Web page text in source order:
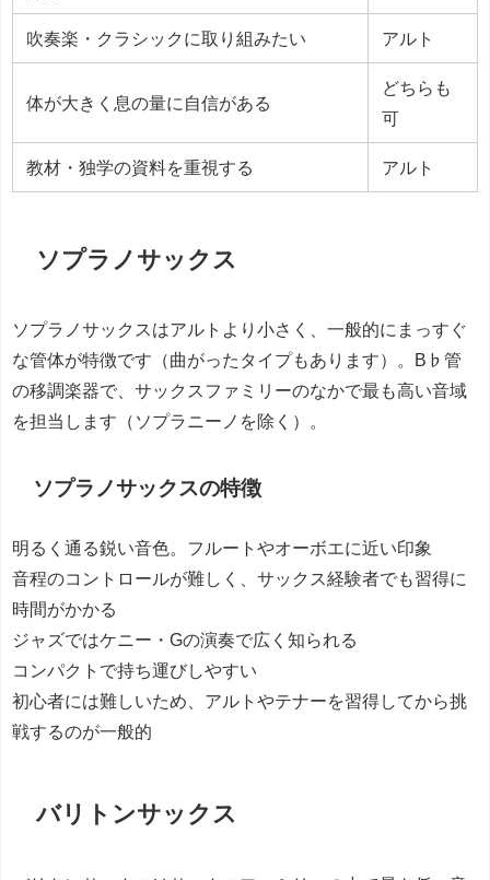
吹奏楽・クラシックに取り組みたい アルト
体が大きく息の量に自信がある
どちらも
可
教材・独学の資料を重視する アルト
ソプラノサックス
ソプラノサックスはアルトより小さく、一般的にまっすぐ
な管体が特徴です（曲がったタイプもあります）。B♭管
の移調楽器で、サックスファミリーのなかで最も高い音域
を担当します（ソプラニーノを除く）。
ソプラノサックスの特徴
明るく通る鋭い音色。フルートやオーボエに近い印象
音程のコントロールが難しく、サックス経験者でも習得に
時間がかかる
ジャズではケニー・Gの演奏で広く知られる
コンパクトで持ち運びしやすい
初心者には難しいため、アルトやテナーを習得してから挑
戦するのが一般的
バリトンサックス